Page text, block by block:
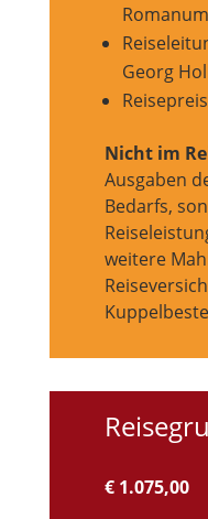
Romanum
Georg
Nicht im
Ausgaben
Bedarfs,
weitere
€ 1.075,00